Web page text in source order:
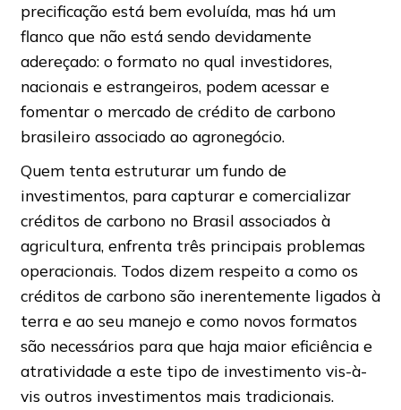
precificação está bem evoluída, mas há um
flanco que não está sendo devidamente
adereçado: o formato no qual investidores,
nacionais e estrangeiros, podem acessar e
fomentar o mercado de crédito de carbono
brasileiro associado ao agronegócio.
Quem tenta estruturar um fundo de
investimentos, para capturar e comercializar
créditos de carbono no Brasil associados à
agricultura, enfrenta três principais problemas
operacionais. Todos dizem respeito a como os
créditos de carbono são inerentemente ligados à
terra e ao seu manejo e como novos formatos
são necessários para que haja maior eficiência e
atratividade a este tipo de investimento vis-à-
vis outros investimentos mais tradicionais.